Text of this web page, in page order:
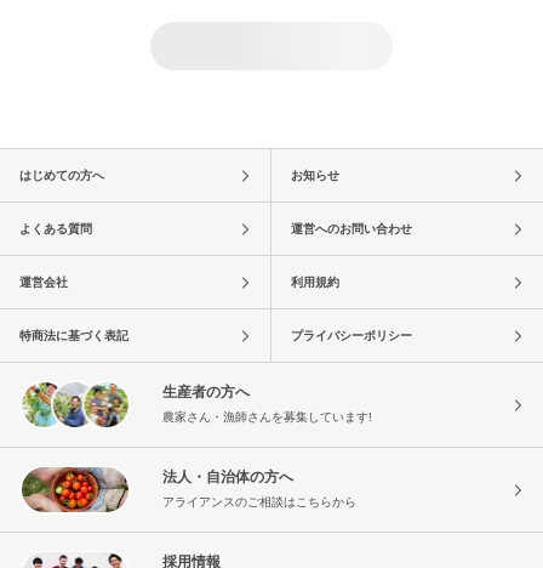
はじめての方へ お知らせ
よくある質問 運営へのお問い合わせ
運営会社 利用規約
特商法に基づく表記 プライバシーポリシー
生産者の方へ
農家さん・漁師さんを募集しています!
法人・自治体の方へ
アライアンスのご相談はこちらから
採用情報